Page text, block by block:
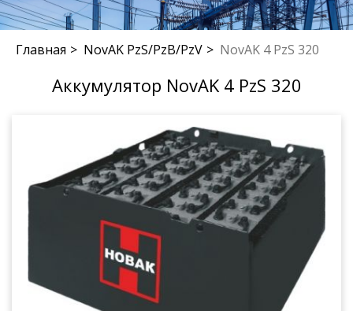
Главная NovAK PzS/PzB/PzV NovAK 4 PzS 320
Аккумулятор NovAK 4 PzS 320